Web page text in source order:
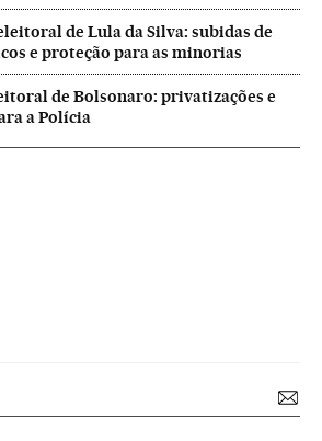
de Lula da Silva: subidas de
e proteção para as minorias
de Bolsonaro: privatizações e
a Polícia